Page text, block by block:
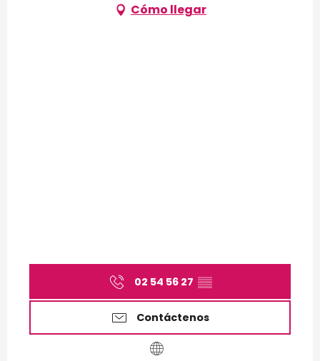
Cómo llegar
02 54 56 27 ▒▒
Contáctenos